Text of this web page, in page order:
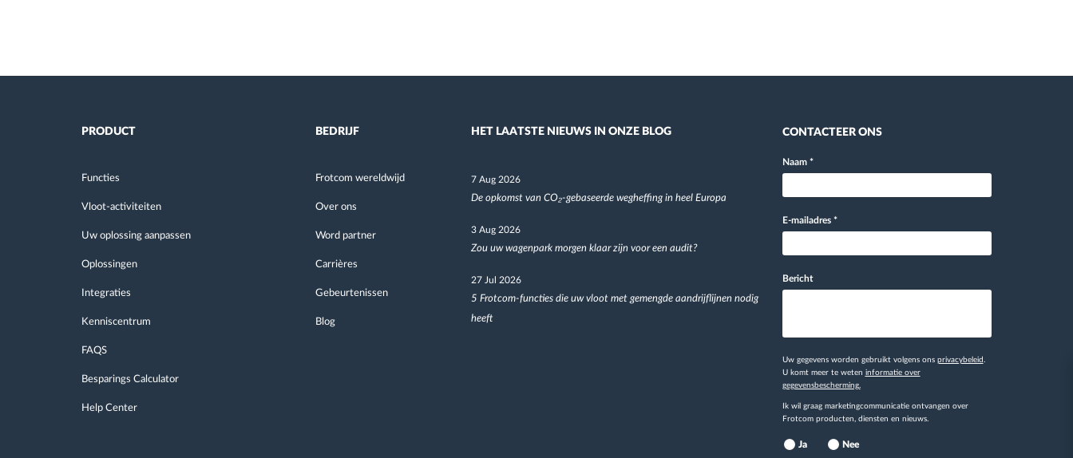
PRODUCT
Functies
Vloot-activiteiten
Uw oplossing aanpassen
Oplossingen
Integraties
Kenniscentrum
FAQS
Besparings Calculator
Help Center
BEDRIJF
Frotcom wereldwijd
Over ons
Word partner
Carrières
Gebeurtenissen
Blog
HET LAATSTE NIEUWS IN ONZE BLOG
7 Aug 2026
De opkomst van CO₂-gebaseerde wegheffing in heel Europa
3 Aug 2026
Zou uw wagenpark morgen klaar zijn voor een audit?
27 Jul 2026
5 Frotcom-functies die uw vloot met gemengde aandrijflijnen nodig
heeft
CONTACTEER ONS
Naam *
E-mailadres *
Bericht
Uw gegevens worden gebruikt volgens ons privacybeleid
U komt meer te weten informatie over
gegevensbescherming.
Ik wil graag marketingcommunicatie ontvangen over
Frotcom producten, diensten en nieuws.
Ja Nee